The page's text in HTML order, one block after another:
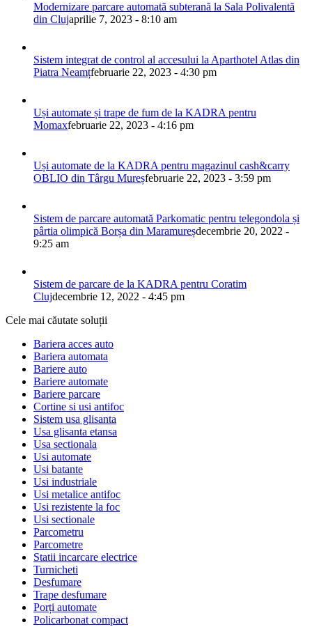
Modernizare parcare automată subterană la Sala Polivalentă
din Clujaprilie 7, 2023 - 8:10 am
Sistem integrat de control al accesului la Aparthotel Atlas din
Piatra Neamțfebruarie 22, 2023 - 4:30 pm
Uși automate și trape de fum de la KADRA pentru
Momaxfebruarie 22, 2023 - 4:16 pm
Uși automate de la KADRA pentru magazinul cash&carry
OBLIO din Târgu Mureșfebruarie 22, 2023 - 3:59 pm
Sistem de parcare automată Parkomatic pentru telegondola și
pârtia olimpică Borșa din Maramureșdecembrie 20, 2022 -
9:25 am
Sistem de parcare de la KADRA pentru Coratim
Clujdecembrie 12, 2022 - 4:45 pm
Cele mai căutate soluții
Bariera acces auto
Bariera automata
Bariere auto
Bariere automate
Bariere parcare
Cortine si usi antifoc
Sistem usa glisanta
Usa glisanta etansa
Usa sectionala
Usi automate
Usi batante
Usi industriale
Usi metalice antifoc
Usi rezistente la foc
Usi sectionale
Parcometru
Parcometre
Statii incarcare electrice
Turnicheti
Desfumare
Trape desfumare
Porți automate
Policarbonat compact